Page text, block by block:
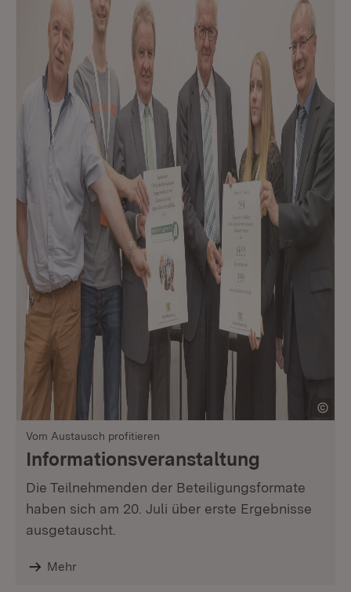
Vom Austausch profitieren
Informationsveranstaltung
Die Teilnehmenden der Beteiligungsformate
haben sich am 20. Juli über erste Ergebnisse
ausgetauscht.
Mehr